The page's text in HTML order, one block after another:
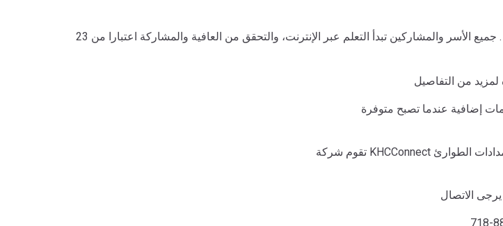
جميع الخدمات الأخرى عبر الإنترنت . جميع الأسر والمشاركين تبدأ التعلم عبر الإنترنت، والتحقق من العافية والمشاركة اعتبارا من 23